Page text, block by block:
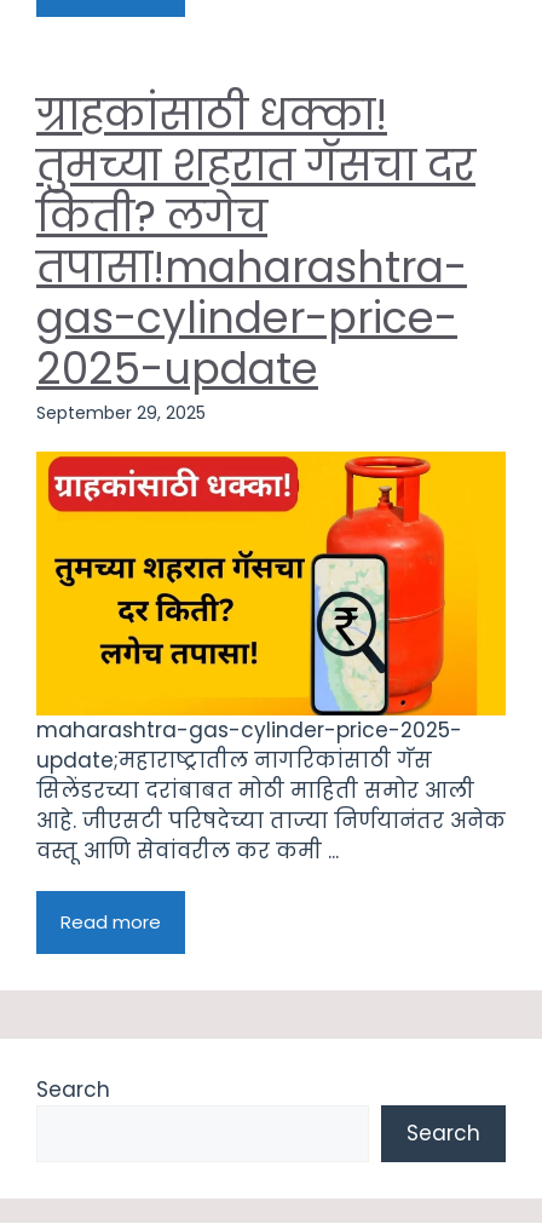
ग्राहकांसाठी धक्का!
तुमच्या शहरात गॅसचा दर
किती? लगेच
तपासा!maharashtra-
gas-cylinder-price-
2025-update
September 29, 2025
maharashtra-gas-cylinder-price-2025-
update;महाराष्ट्रातील नागरिकांसाठी गॅस
सिलेंडरच्या दरांबाबत मोठी माहिती समोर आली
आहे. जीएसटी परिषदेच्या ताज्या निर्णयानंतर अनेक
वस्तू आणि सेवांवरील कर कमी ...
Read more
Search
Search